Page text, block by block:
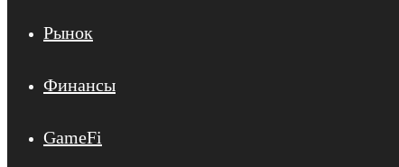
Рынок
Финансы
GameFi